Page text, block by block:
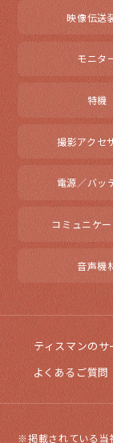
映像伝送
モニタ
特機
撮影アクセ
電源／バッ
コミュニケ
音声機
ティスマンのサ
よくあるご質問
※掲載されている当